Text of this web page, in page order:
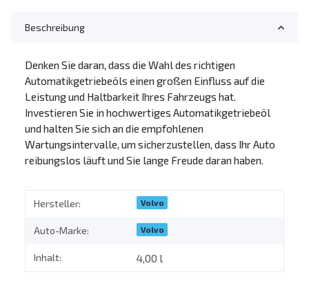
Beschreibung
Denken Sie daran, dass die Wahl des richtigen
Automatikgetriebeöls einen großen Einfluss auf die
Leistung und Haltbarkeit Ihres Fahrzeugs hat.
Investieren Sie in hochwertiges Automatikgetriebeöl
und halten Sie sich an die empfohlenen
Wartungsintervalle, um sicherzustellen, dass Ihr Auto
reibungslos läuft und Sie lange Freude daran haben.
Hersteller: Volvo
Auto-Marke: Volvo
Inhalt: 4,00 l